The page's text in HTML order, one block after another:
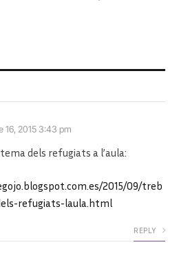
16, 2015 3:43 pm
dels refugiats a l’aula:
2015/09/treb
refugiats-laula.html
REPLY